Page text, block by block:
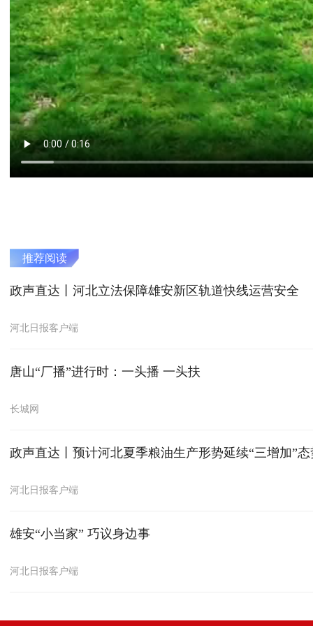
推荐阅读
政声直达丨河北立法保障雄安新区轨道快线运营安全
河北日报客户端
唐山“厂播”进行时：一头播 一头扶
长城网
政声直达丨预计河北夏季粮油生产形势延续“三增加”
河北日报客户端
雄安“小当家” 巧议身边事
河北日报客户端